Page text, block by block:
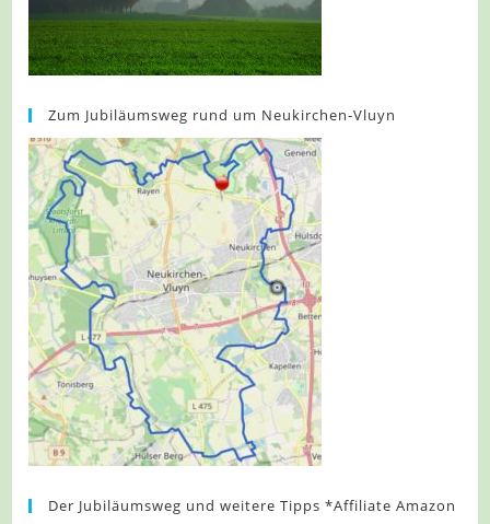
Zum Jubiläumsweg rund um Neukirchen-Vluyn
Der Jubiläumsweg und weitere Tipps *Affiliate Amazon